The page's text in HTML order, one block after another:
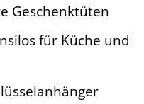
Geschenktüten
für Küche und